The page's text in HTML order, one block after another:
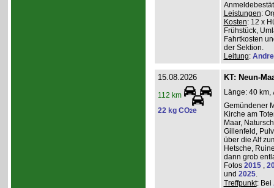
Leistungen:
Kosten: 12 x
Frühstück,
Fahrtkosten
der Sektion.
Leitung:
15.08.2026
112 km
22 kg CO2e
KT: Neun-
Länge: 40 km,
Gemündener
Kirche am
Maar,
Gillenfeld,
über die Alf
Hetsche,
dann grob
Fotos 2015 ,
und 2025.
Treffpunkt: Bei